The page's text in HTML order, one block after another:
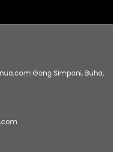
Gang Simponi, Buha,